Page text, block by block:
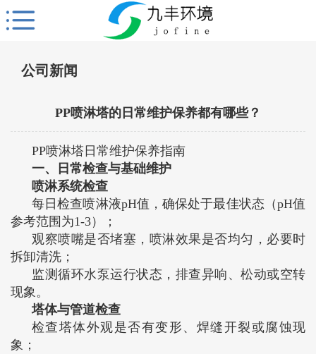
公司新闻
PP喷淋塔的日常维护保养都有哪些？
PP喷淋塔日常维护保养指南
一、日常检查与基础维护
‌喷淋系统检查‌
每日检查喷淋液pH值，确保处于最佳状态（pH值
参考范围为1-3）‌；
观察喷嘴是否堵塞，喷淋效果是否均匀，必要时
拆卸清洗‌；
监测循环水泵运行状态，排查异响、松动或空转
现象‌。
‌塔体与管道检查‌
检查塔体外观是否有变形、焊缝开裂或腐蚀现
象‌；